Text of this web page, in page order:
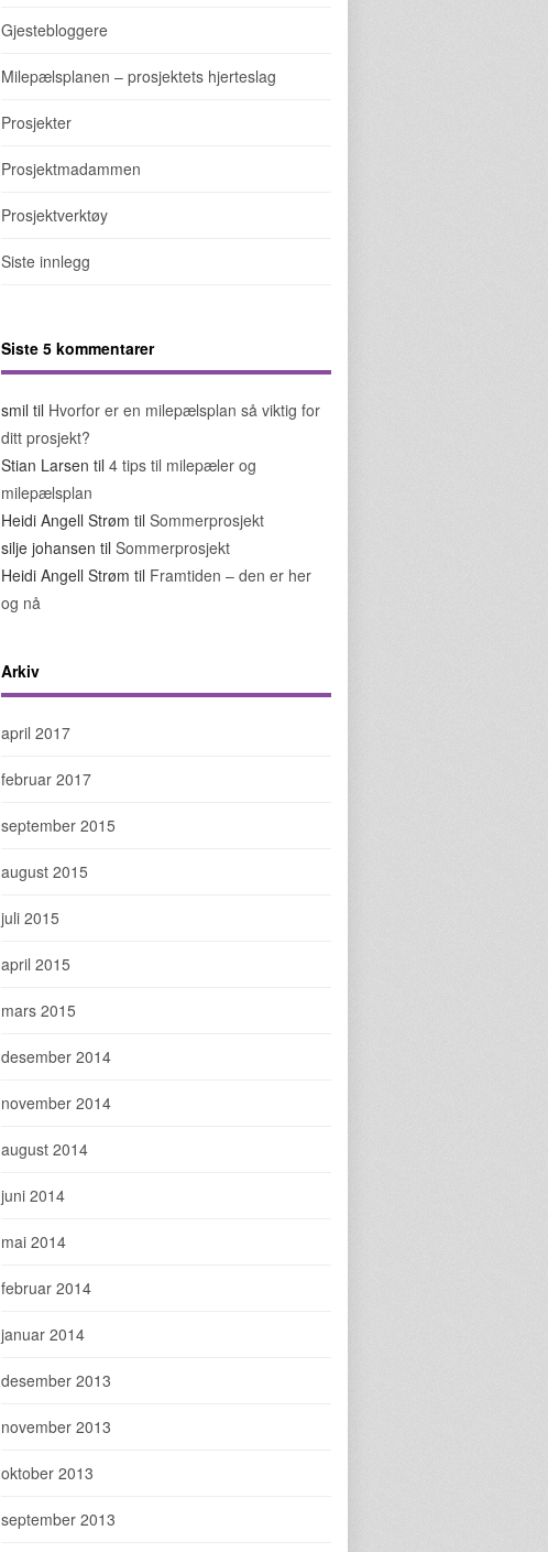
Gjestebloggere
Milepælsplanen – prosjektets hjerteslag
Prosjekter
Prosjektmadammen
Prosjektverktøy
Siste innlegg
Siste 5 kommentarer
smil til Hvorfor er en milepælsplan så viktig for
ditt prosjekt?
Stian Larsen til 4 tips til milepæler og
milepælsplan
Heidi Angell Strøm til Sommerprosjekt
silje johansen til Sommerprosjekt
Heidi Angell Strøm til Framtiden – den er her
og nå
Arkiv
april 2017
februar 2017
september 2015
august 2015
juli 2015
april 2015
mars 2015
desember 2014
november 2014
august 2014
juni 2014
mai 2014
februar 2014
januar 2014
desember 2013
november 2013
oktober 2013
september 2013